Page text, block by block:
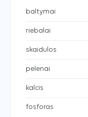
baltymai
riebalai
skaidulos
pelenai
kalcis
fosforas